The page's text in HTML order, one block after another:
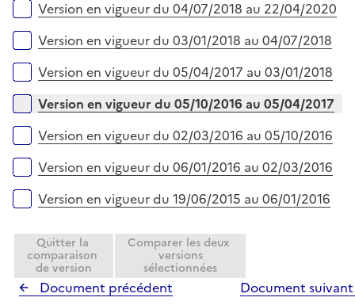
Version en vigueur du 04/07/2018 au 22/04/2020
Version en vigueur du 03/01/2018 au 04/07/2018
Version en vigueur du 05/04/2017 au 03/01/2018
Version en vigueur du 05/10/2016 au 05/04/2017
Version en vigueur du 02/03/2016 au 05/10/2016
Version en vigueur du 06/01/2016 au 02/03/2016
Version en vigueur du 19/06/2015 au 06/01/2016
Quitter la
comparaison
de version
Comparer les deux
versions
sélectionnées
Document précédent Document